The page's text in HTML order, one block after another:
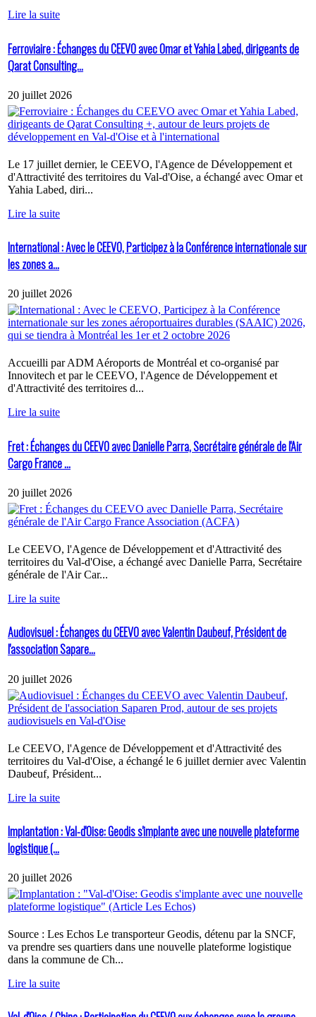
Lire la suite
Ferroviaire : Échanges du CEEVO avec Omar et Yahia Labed, dirigeants de
Qarat Consulting...
20 juillet 2026
Le 17 juillet dernier, le CEEVO, l'Agence de Développement et
d'Attractivité des territoires du Val-d'Oise, a échangé avec Omar et
Yahia Labed, diri...
Lire la suite
International : Avec le CEEVO, Participez à la Conférence internationale sur
les zones a...
20 juillet 2026
Accueilli par ADM Aéroports de Montréal et co-organisé par
Innovitech et par le CEEVO, l'Agence de Développement et
d'Attractivité des territoires d...
Lire la suite
Fret : Échanges du CEEVO avec Danielle Parra, Secrétaire générale de l'Air
Cargo France ...
20 juillet 2026
Le CEEVO, l'Agence de Développement et d'Attractivité des
territoires du Val-d'Oise, a échangé avec Danielle Parra, Secrétaire
générale de l'Air Car...
Lire la suite
Audiovisuel : Échanges du CEEVO avec Valentin Daubeuf, Président de
l'association Sapare...
20 juillet 2026
Le CEEVO, l'Agence de Développement et d'Attractivité des
territoires du Val-d'Oise, a échangé le 6 juillet dernier avec Valentin
Daubeuf, Président...
Lire la suite
Implantation : Val-d'Oise: Geodis s'implante avec une nouvelle plateforme
logistique (...
20 juillet 2026
Source : Les Echos Le transporteur Geodis, détenu par la SNCF,
va prendre ses quartiers dans une nouvelle plateforme logistique
dans la commune de Ch...
Lire la suite